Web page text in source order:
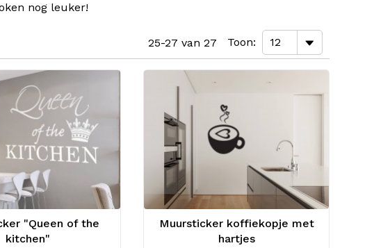
nog leuker!
25-27 van 27 Toon
"Queen of the
kitchen"
Muursticker koffiekopje met
hartjes